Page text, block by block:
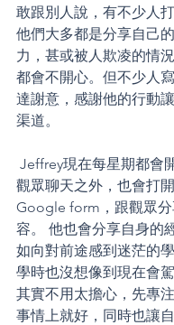
敢跟別人說，有不少人打
他們大多都是分享自己
力，甚或被人欺凌的情
都會不開心。但不少人
達謝意，感謝他的行動
渠道。
Jeffrey現在每星期都會
觀眾聊天之外，也會打
Google form，跟觀眾
容。 他也會分享自身的
如向對前途感到迷茫的
學時也沒想像到現在會
其實不用太擔心，先專
事情上就好，同時也讓